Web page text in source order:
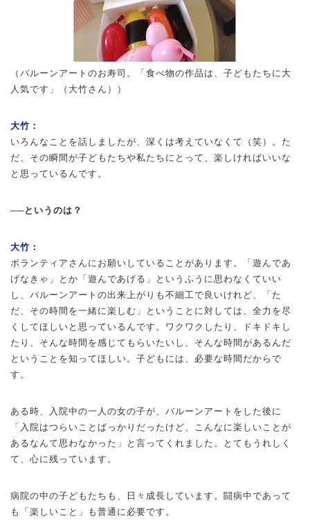
（バルーンアートのお寿司。「食べ物の作品は、子どもたちに大
人気です」（大竹さん））
大竹：
いろんなことを話しましたが、深くは考えていなくて（笑）。た
だ、その瞬間が子どもたちや私たちにとって、楽しければいいな
と思っているんです。
──というのは？
大竹：
ボランティアさんにお願いしていることがあります。「遊んであ
げなきゃ」とか「遊んであげる」というふうに思わなくていい
し、バルーンアートの出来上がりも不細工で良いけれど、「た
だ、その時間を一緒に楽しむ」ということに対しては、全力を尽
くしてほしいと思っているんです。ワクワクしたり、ドキドキし
たり、そんな時間を感じてもらいたいし、そんな時間があるんだ
ということを知ってほしい。子どもには、必要な時間だからで
す。
ある時、入院中の一人の女の子が、バルーンアートをした後に
「入院はつらいことばっかりだったけど、こんなに楽しいことが
あるなんて思わなかった」と言ってくれました。とてもうれしく
て、心に残っています。
病院の中の子どもたちも、日々成長しています。闘病中であって
も「楽しいこと」も普通に必要です。